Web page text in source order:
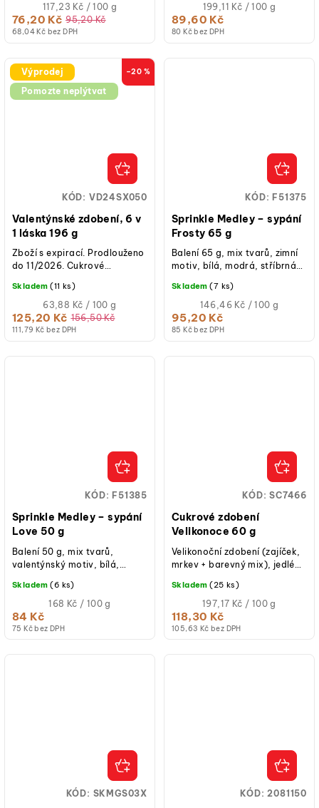
68,04 Kč bez DPH
76,20 Kč 95,20 Kč
Měrná
cena:
117,23 Kč / 100 g
80 Kč bez DPH
89,60 Kč
Měrná
cena:
199,11 Kč / 100 g
mimózovými...
Výprodej
Pomozte neplýtvat
–20 %
Valentýnské zdobení, 6 v
1 láska 196 g
111,79 Kč bez DPH
125,20 Kč 156,50 Kč
Měrná
cena:
63,88 Kč / 100 g
Skladem (11 ks)
Zboží s expirací. Prodlouženo
do 11/2026. Cukrové
různých variant v jednom
balení....
KÓD: VD24SX050
Sprinkle Medley – sypání
Frosty 65 g
85 Kč bez DPH
95,20 Kč
Měrná
cena:
146,46 Kč / 100 g
Skladem (7 ks)
Balení 65 g, mix tvarů, zimní
motiv, bílá, modrá, stříbrná
dorty, donuty, cake pops,...
KÓD: F51375
Sprinkle Medley – sypání
Love 50 g
75 Kč bez DPH
84 Kč
Měrná
168 Kč / 100 g
Skladem (6 ks)
Balení 50 g, mix tvarů,
valentýnský motiv, bílá,
vhodné na cupcakes, dorty,
donuty, cake pops,...
KÓD: F51385
Cukrové zdobení
Velikonoce 60 g
105,63 Kč bez DPH
118,30 Kč
Měrná
cena:
197,17 Kč / 100 g
Skladem (25 ks)
Velikonoční zdobení (zajíček,
mrkev + barevný mix), jedlé
g, vhodné na dorty,...
KÓD:SC7466
KÓD: SKMGS03X KÓD:2081150